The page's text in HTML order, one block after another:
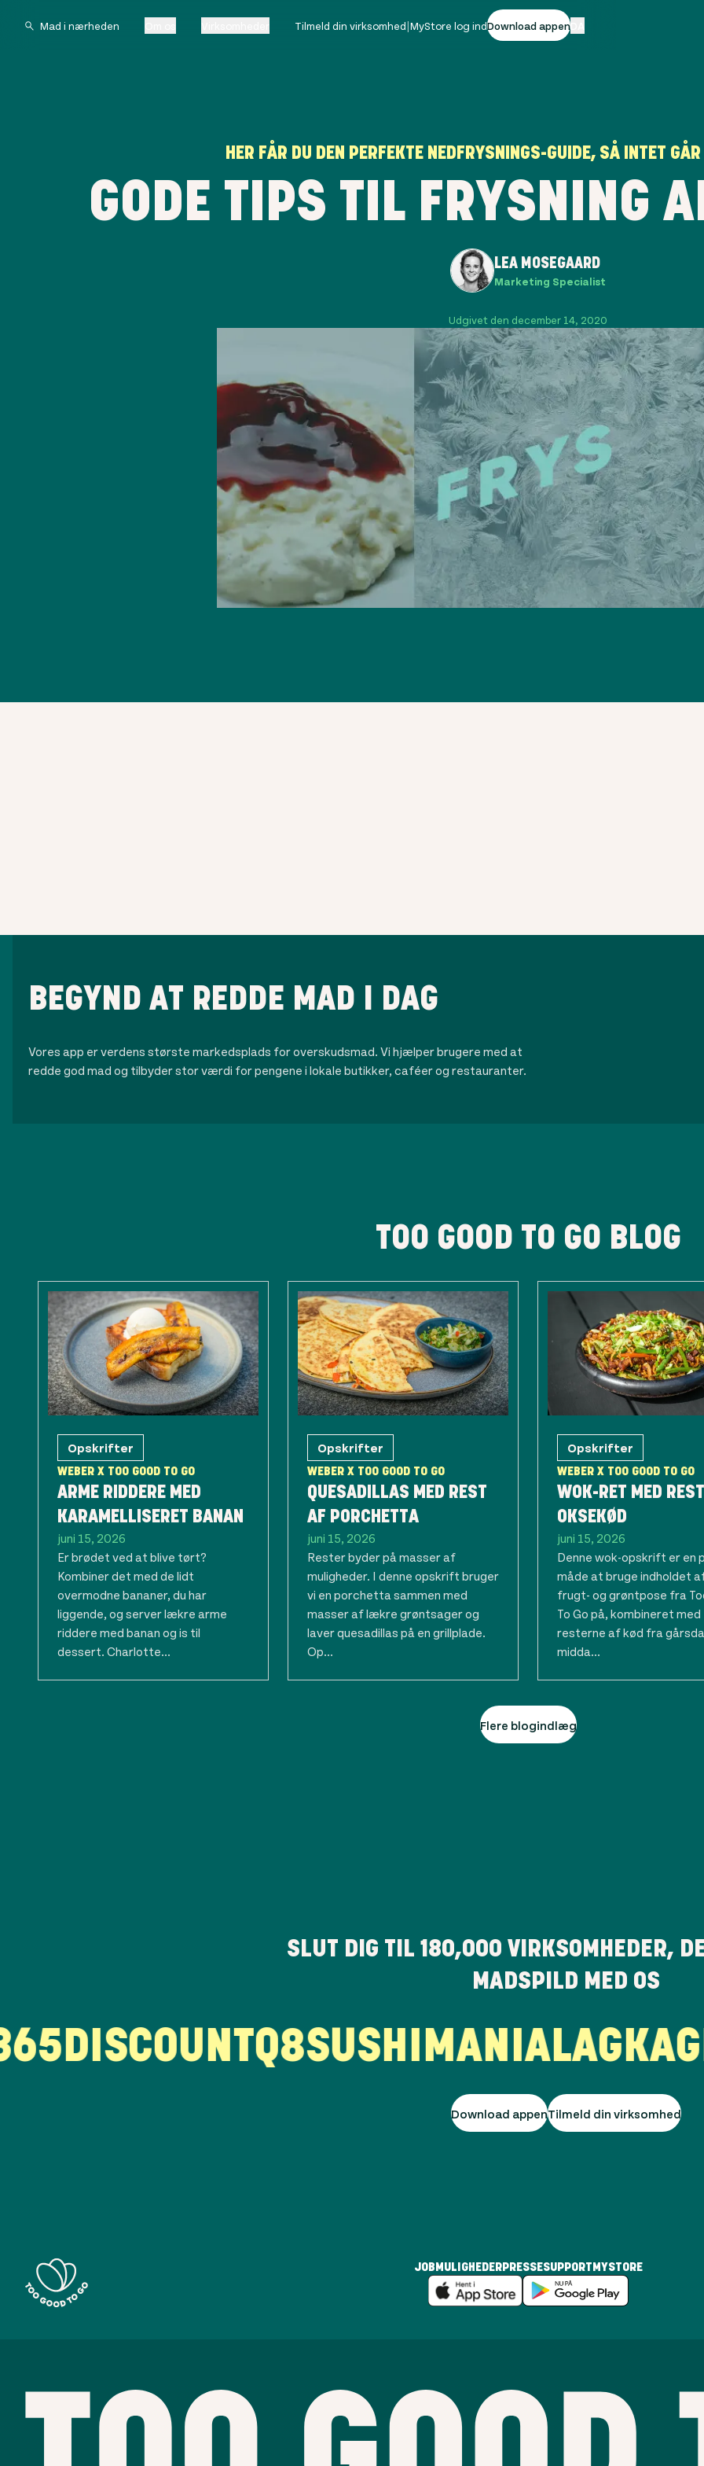
Tilmeld din virksomhed|MyStore log indDownload appen
HER FÅR DU DEN PERFEKTE NEDFRYSNINGS-GUIDE, SÅ INTET
GODE TIPS TIL FRYSNING
LEA MOSEGAARD
Marketing Specialist
Udgivet den december 14, 2020
BEGYND AT REDDE MAD I DAG
Vores app er verdens største markedsplads for overskudsmad. Vi hjælper brugere med at
redde god mad og tilbyder stor værdi for pengene i lokale butikker, caféer og restauranter.
TOO GOOD TO GO BLOG
Opskrifter
WEBER X TOO GOOD TO GO
ARME RIDDERE MED
KARAMELLISERET BANAN
juni 15, 2026
Er brødet ved at blive tørt?
Kombiner det med de lidt
overmodne bananer, du har
liggende, og server lækre arme
riddere med banan og is til
dessert. Charlotte...
Opskrifter
WEBER X TOO GOOD TO GO
QUESADILLAS MED REST
AF PORCHETTA
juni 15, 2026
Rester byder på masser af
muligheder. I denne opskrift bruger
vi en porchetta sammen med
masser af lækre grøntsager og
laver quesadillas på en grillplade.
Op...
Opskrifter
WEBER X TOO GOOD TO GO
WOK-RET MED
OKSEKØD
juni 15, 2026
Denne wok-opskrift er en
måde at bruge indholdet
frugt- og grøntpose fra
To Go på, kombineret med
resterne af kød fra
midda...
Flere blogindlæg
SLUT DIG TIL 180,000 VIRKSOMHEDER,
MADSPILD MED OS
Q8SUSHIMANIA
Download appenTilmeld din virksomhed
JOBMULIGHEDERPRESSESUPPORT MYSTORE